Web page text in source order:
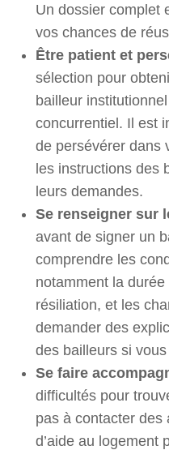
Un dossier complet
vos chances de
Être patient et
sélection pour
bailleur
concurrentiel. Il est
de persévérer dans
les instructions des
leurs demandes.
Se renseigner sur
avant de signer un
comprendre les
notamment la
résiliation, et les
demander des
des bailleurs si
Se faire
difficultés pour
pas à contacter des
d’aide au logement